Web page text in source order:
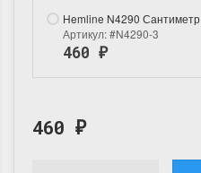
Hemline N4290 Сантиметр
Артикул:#N4290-3
460 ₽
460 ₽